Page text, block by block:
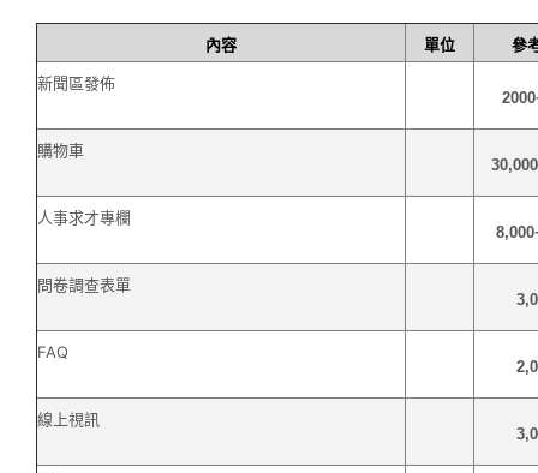
內容 單位
參
新聞區發佈
購物車
人事求才專欄
問卷調查表單
FAQ
線上視訊